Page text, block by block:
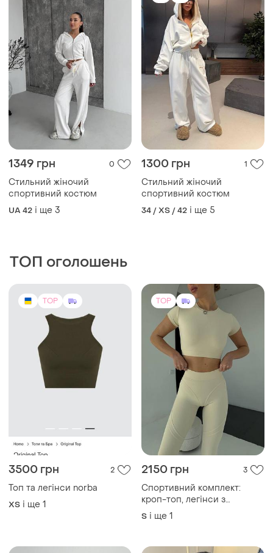
1349 грн 0
Стильний жіночий
спортивний костюм
UA 42 і ще 3
1300 грн 1
Стильний жіночий
спортивний костюм
34 / XS / 42 і ще 5
ТОП оголошень
TOP
3500 грн 2
Топ та легінси norba
ХS і ще 1
TOP
2150 грн 3
Спортивний комплект:
кроп-топ, легінси з
декоративними швами
S і ще 1